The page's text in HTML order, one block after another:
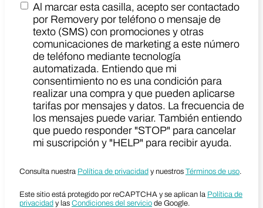
Zip Code
Marketing SMS Consent Terms
Al marcar esta casilla, acepto ser contactado
por Removery por teléfono o mensaje de
texto (SMS) con promociones y otras
comunicaciones de marketing a este número
de teléfono mediante tecnología
automatizada. Entiendo que mi
consentimiento no es una condición para
realizar una compra y que pueden aplicarse
tarifas por mensajes y datos. La frecuencia de
los mensajes puede variar. También entiendo
que puedo responder "STOP" para cancelar
mi suscripción y "HELP" para recibir ayuda.
Consulta nuestra Política de privacidad y nuestros Términos de uso.
Este sitio está protegido por reCAPTCHA y se aplican la Política de
privacidad y las Condiciones del servicio de Google.